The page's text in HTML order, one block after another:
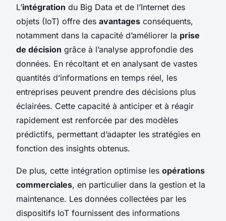
L’intégration du Big Data et de l’Internet des
objets (IoT) offre des avantages conséquents,
notamment dans la capacité d’améliorer la prise
de décision grâce à l’analyse approfondie des
données. En récoltant et en analysant de vastes
quantités d’informations en temps réel, les
entreprises peuvent prendre des décisions plus
éclairées. Cette capacité à anticiper et à réagir
rapidement est renforcée par des modèles
prédictifs, permettant d’adapter les stratégies en
fonction des insights obtenus.
De plus, cette intégration optimise les opérations
commerciales, en particulier dans la gestion et la
maintenance. Les données collectées par les
dispositifs IoT fournissent des informations